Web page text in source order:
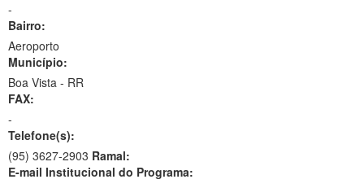
-
Bairro:
Aeroporto
Município:
Boa Vista - RR
FAX:
-
Telefone(s):
(95) 3627-2903 Ramal:
E-mail Institucional do Programa: